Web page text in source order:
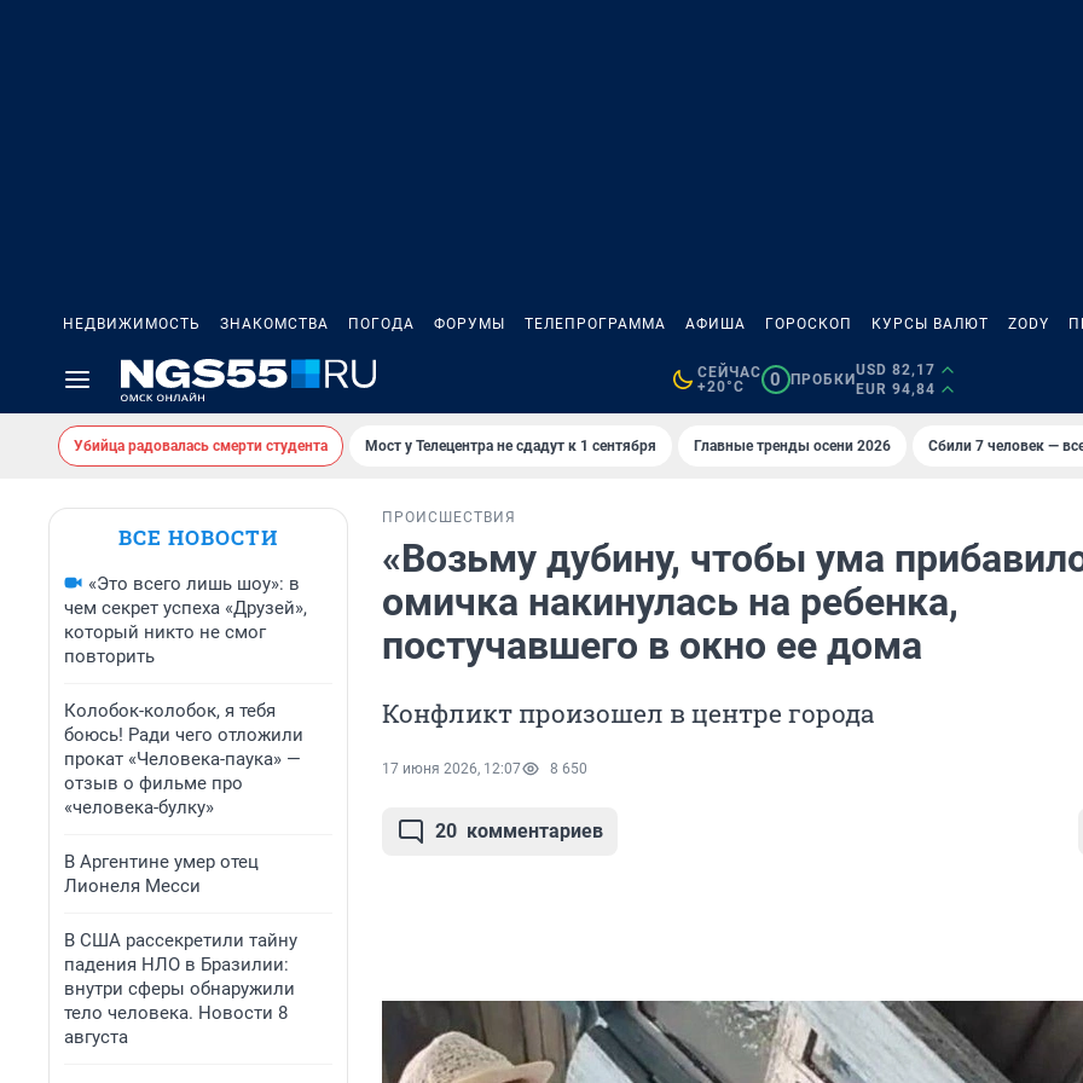
НЕДВИЖИМОСТЬ ЗНАКОМСТВА ПОГОДА ФОРУМЫ ТЕЛЕПРОГРАММА АФИША ГОРОСКОП КУРСЫ ВАЛЮТ ZODY
СЕЙЧАС
+20°C
0 ПРОБКИ
USD 82,17
EUR 94,84
Убийца радовалась смерти студента Мост у Телецентра не сдадут к 1 сентября Главные тренды осени 2026 Сбили 7 человек —
ВСЕ НОВОСТИ
«Это всего лишь шоу»: в
чем секрет успеха «Друзей»,
который никто не смог
повторить
Колобок-колобок, я тебя
боюсь! Ради чего отложили
прокат «Человека-паука» —
отзыв о фильме про
«человека-булку»
В Аргентине умер отец
Лионеля Месси
В США рассекретили тайну
падения НЛО в Бразилии:
внутри сферы обнаружили
тело человека. Новости 8
августа
ПРОИСШЕСТВИЯ
«Возьму дубину, чтобы ума
омичка накинулась на ребенка,
постучавшего в окно ее дома
Конфликт произошел в центре города
17 июня 2026, 12:07 8 650
20 комментариев